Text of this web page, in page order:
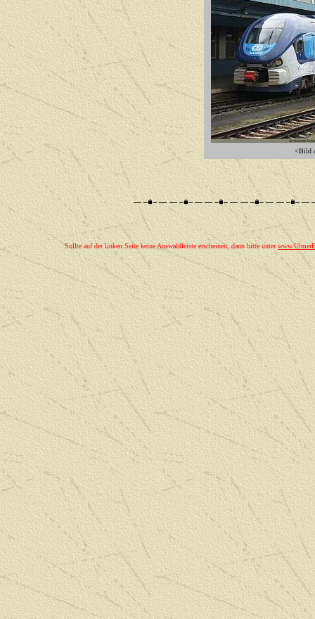
<Bild
Sollte auf der linken Seite keine Auswahlleiste erscheinen, dann bitte unter